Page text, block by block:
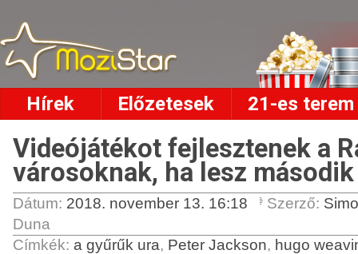
Hírek Előzetesek 21-es terem
Videójátékot fejlesztenek a
városoknak, ha lesz
Dátum: 2018. november 13. 16:18 Szerző:
Duna
Címkék: a gyűrűk ura, Peter Jackson, hugo